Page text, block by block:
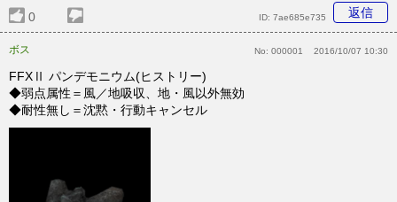
0 返信
ID: 7ae685e735
ボス No: 000001 2016/10/07 10:30
FFXⅡ パンデモニウム(ヒストリー)
◆弱点属性＝風／地吸収、地・風以外無効
◆耐性無し＝沈黙・行動キャンセル